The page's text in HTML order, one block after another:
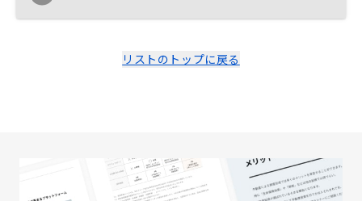
リストのトップに戻る